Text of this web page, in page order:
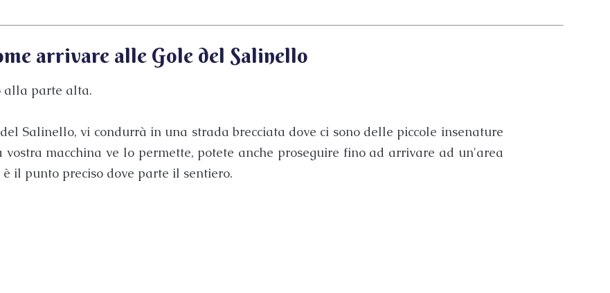
arrivare alle Gole del Salinello
alla parte alta.
Salinello, vi condurrà in una strada brecciata dove ci sono delle piccole insenature
macchina ve lo permette, potete anche proseguire fino ad arrivare ad un'area
il punto preciso dove parte il sentiero.